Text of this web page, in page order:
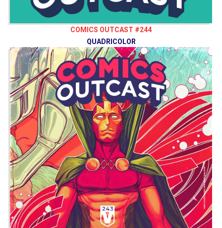
COMICS OUTCAST #244
QUADRICOLOR